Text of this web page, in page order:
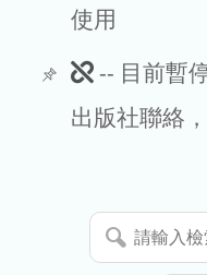
使用
此
期
暫
停
-- 目前暫
出版社聯絡
請
輸